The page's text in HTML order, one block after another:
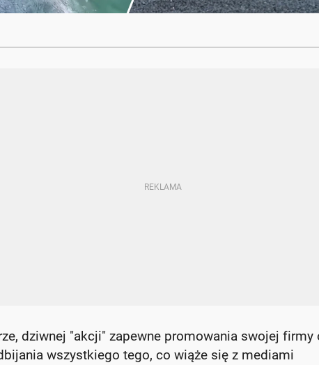
dziwnej "akcji" zapewne promowania swojej firmy
wszystkiego tego, co wiąże się z mediami